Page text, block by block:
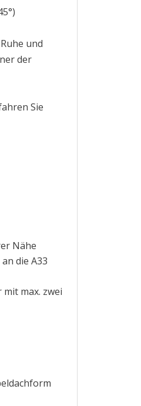
und
der
Sie
Nähe
die A33
max. zwei